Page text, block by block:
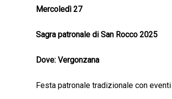
Mercoledì 27
Sagra patronale di San Rocco 2025
Dove: Vergonzana
Festa patronale tradizionale con